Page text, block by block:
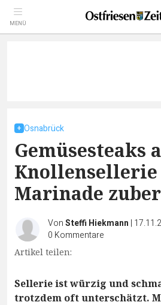
MENÜ
Osnabrück
Gemüsesteaks
Knollensellerie
Marinade
VonSteffi Hiekmann |
0 Kommentare
Artikel teilen:
Sellerie ist würzig und
trotzdem oft unterschätzt.